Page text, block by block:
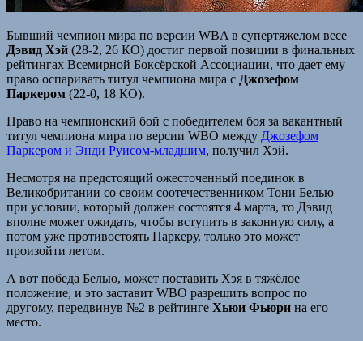
Бывший чемпион мира по версии WBA в супертяжелом весе
Дэвид Хэй (28-2, 26 КО) достиг первой позиции в финальных
рейтингах Всемирной Боксёрской Ассоциации, что дает ему
право оспаривать титул чемпиона мира с Джозефом
Паркером (22-0, 18 КО).
Право на чемпионский бой с победителем боя за вакантный
титул чемпиона мира по версии WBO между Джозефом
Паркером и Энди Руисом-младшим, получил Хэй.
Несмотря на предстоящий ожесточенный поединок в
Великобритании со своим соотечественником Тони Белью
при условии, который должен состоятся 4 марта, то Дэвид
вполне может ожидать, чтобы вступить в законную силу, а
потом уже противостоять Паркеру, только это может
произойти летом.
А вот победа Белью, может поставить Хэя в тяжёлое
положение, и это заставит WBO разрешить вопрос по
другому, передвинув №2 в рейтинге Хьюи Фьюри на его
место.